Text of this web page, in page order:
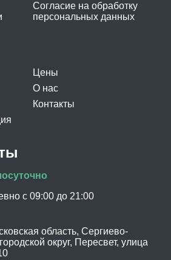
Согласие на обработку
персональных данных
Цены
О нас
Контакты
с 09:00 до 21:00
область, Сергиево-
округ, Пересвет, улица